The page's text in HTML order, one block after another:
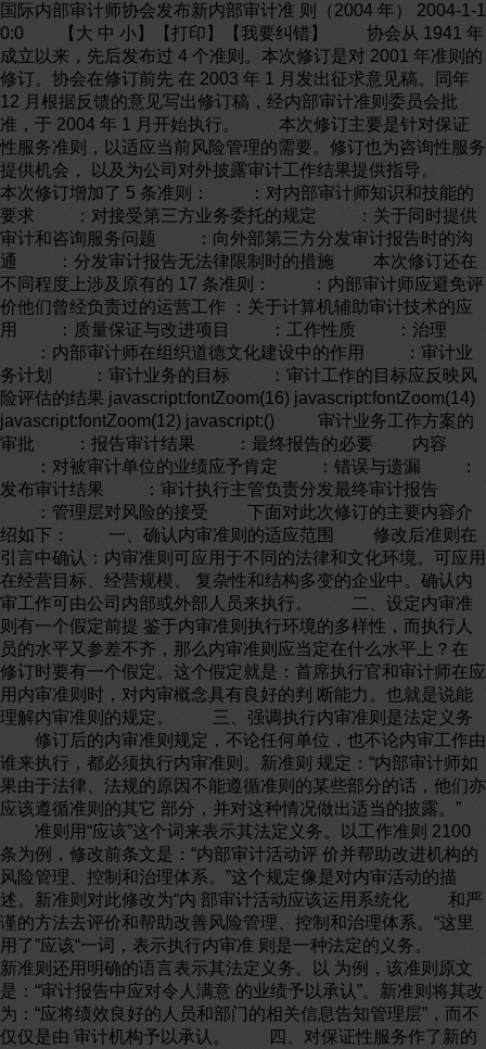
国际内部审计师协会发布新内部审计准 则（2004 年） 2004-1-1
0:0 【大 中 小】【打印】【我要纠错】 协会从 1941 年
成立以来，先后发布过 4 个准则。本次修订是对 2001 年准则的
修订。协会在修订前先 在 2003 年 1 月发出征求意见稿。同年
12 月根据反馈的意见写出修订稿，经内部审计准则委员会批
准，于 2004 年 1 月开始执行。 本次修订主要是针对保证
性服务准则，以适应当前风险管理的需要。修订也为咨询性服务
提供机会， 以及为公司对外披露审计工作结果提供指导。
本次修订增加了 5 条准则： ：对内部审计师知识和技能的
要求 ：对接受第三方业务委托的规定 ：关于同时提供
审计和咨询服务问题 ：向外部第三方分发审计报告时的沟
通 ：分发审计报告无法律限制时的措施 本次修订还在
不同程度上涉及原有的 17 条准则： ：内部审计师应避免评
价他们曾经负责过的运营工作 ：关于计算机辅助审计技术的应
用 ：质量保证与改进项目 ：工作性质 ：治理
：内部审计师在组织道德文化建设中的作用 ：审计业
务计划 ：审计业务的目标 ：审计工作的目标应反映风
险评估的结果 javascript:fontZoom(16) javascript:fontZoom(14)
javascript:fontZoom(12) javascript:() 审计业务工作方案的
审批 ：报告审计结果 ：最终报告的必要 内容
：对被审计单位的业绩应予肯定 ：错误与遗漏 ：
发布审计结果 ：审计执行主管负责分发最终审计报告
：管理层对风险的接受 下面对此次修订的主要内容介
绍如下： 一、确认内审准则的适应范围 修改后准则在
引言中确认：内审准则可应用于不同的法律和文化环境。可应用
在经营目标、经营规模、 复杂性和结构多变的企业中。确认内
审工作可由公司内部或外部人员来执行。 二、设定内审准
则有一个假定前提 鉴于内审准则执行环境的多样性，而执行人
员的水平又参差不齐，那么内审准则应当定在什么水平上？在
修订时要有一个假定。这个假定就是：首席执行官和审计师在应
用内审准则时，对内审概念具有良好的判 断能力。也就是说能
理解内审准则的规定。 三、强调执行内审准则是法定义务
修订后的内审准则规定，不论任何单位，也不论内审工作由
谁来执行，都必须执行内审准则。新准则 规定：“内部审计师如
果由于法律、法规的原因不能遵循准则的某些部分的话，他们亦
应该遵循准则的其它 部分，并对这种情况做出适当的披露。”
准则用“应该”这个词来表示其法定义务。以工作准则 2100
条为例，修改前条文是：“内部审计活动评 价并帮助改进机构的
风险管理、控制和治理体系。”这个规定像是对内审活动的描
述。新准则对此修改为“内 部审计活动应该运用系统化 和严
谨的方法去评价和帮助改善风险管理、控制和治理体系。“这里
用了”应该“一词，表示执行内审准 则是一种法定的义务。
新准则还用明确的语言表示其法定义务。以 为例，该准则原文
是：“审计报告中应对令人满意 的业绩予以承认”。新准则将其改
为：“应将绩效良好的人员和部门的相关信息告知管理层”，而不
仅仅是由 审计机构予以承认。 四、对保证性服务作了新的